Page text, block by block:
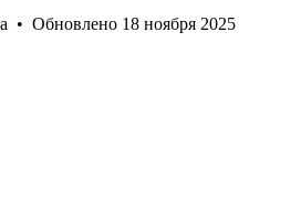
• Обновлено 18 ноября 2025